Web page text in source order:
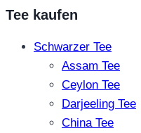
Tee kaufen
Schwarzer Tee
Assam Tee
Ceylon Tee
Darjeeling Tee
China Tee